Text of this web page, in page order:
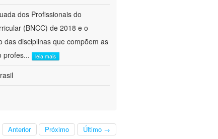
dos Profissionais do
(BNCC) de 2018 e o
das disciplinas que compõem as
profes... leia mais
Anterior Próximo Último →